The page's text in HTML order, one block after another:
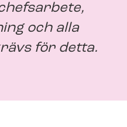
och alla
för detta.